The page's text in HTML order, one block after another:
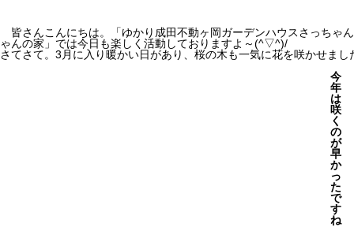
皆さんこんにちは。「ゆかり成田不動ヶ岡ガーデンハウスさっちゃ
ゃんの家」では今日も楽しく活動しておりますよ～(^▽^)/
さてさて。3月に入り暖かい日があり、桜の木も一気に花を咲かせまし
今
年
は
咲
く
の
が
早
か
っ
た
で
す
ね